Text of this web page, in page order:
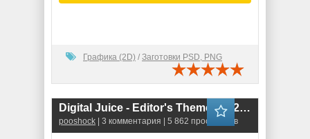
Графика (2D) / Заготовки PSD, PNG
Digital Juice - Editor's Themekit 32: Question Everything
pooshock | 3 комментария | 5 862 просмотров